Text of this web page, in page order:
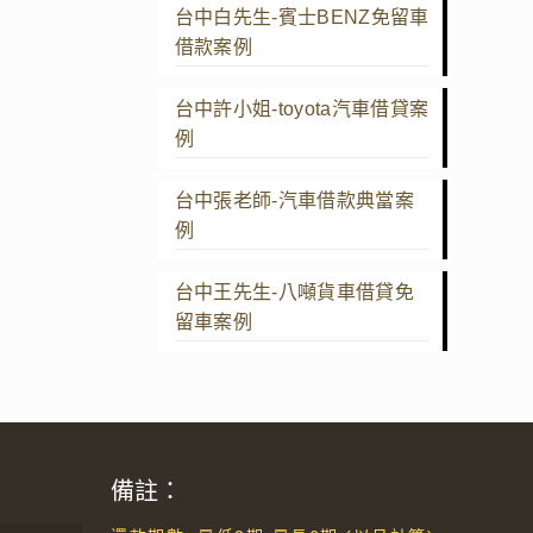
台中白先生-賓士BENZ免留車
借款案例
台中許小姐-toyota汽車借貸案
例
台中張老師-汽車借款典當案
例
台中王先生-八噸貨車借貸免
留車案例
備註：